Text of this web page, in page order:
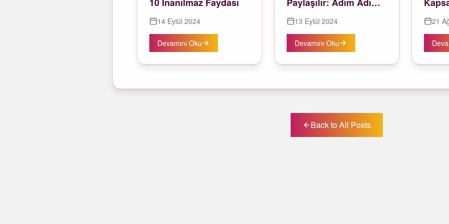
14 Eylül 2024
Devamını Oku
13 Eylül 2024
Devamını Oku
21
Back to All Posts